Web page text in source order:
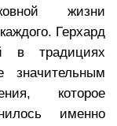
жизни
Герхард
в традициях
которое
именно